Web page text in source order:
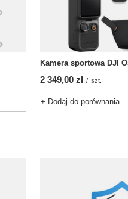
Kamera sportowa DJI
2 349,00 zł / szt.
+ Dodaj do porównania